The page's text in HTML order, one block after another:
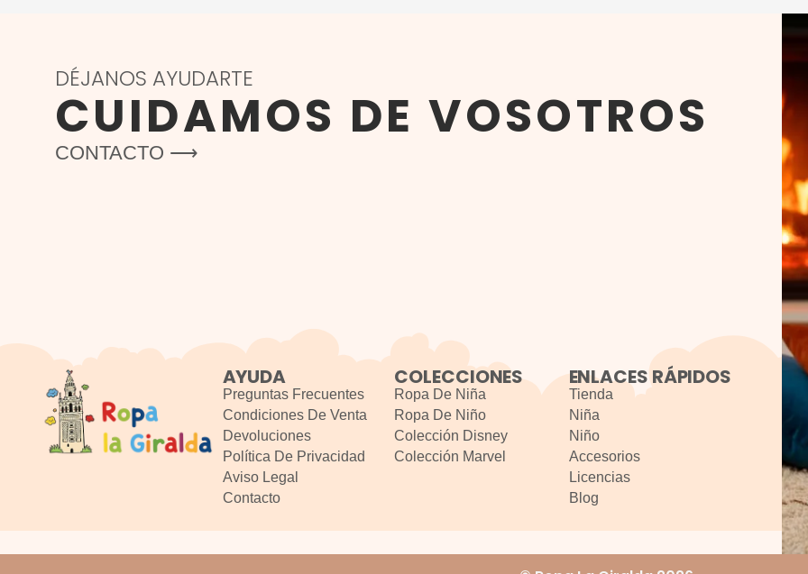
DÉJANOS AYUDARTE
CUIDAMOS DE VOSOTROS
CONTACTO ⟶
AYUDA
Preguntas Frecuentes
Condiciones De Venta
Devoluciones
Política De Privacidad
Aviso Legal
Contacto
COLECCIONES
Ropa De Niña
Ropa De Niño
Colección Disney
Colección Marvel
ENLACES RÁPIDOS
Tienda
Niña
Niño
Accesorios
Licencias
Blog